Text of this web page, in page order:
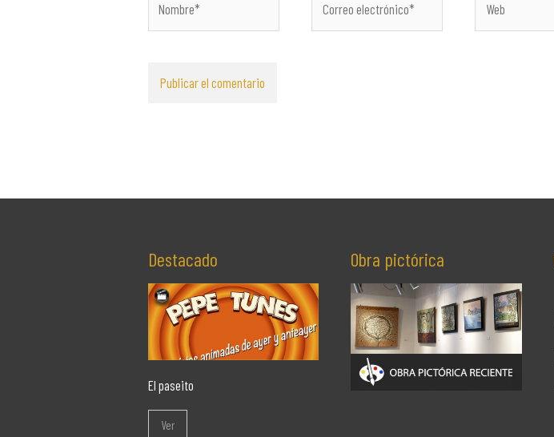
electrónico*
Destacado
El paseito
Ver
Obra pictórica